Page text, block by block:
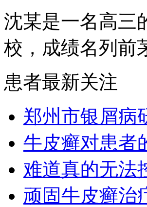
沈某是一名高三
校，成绩名列前
患者最新关注
郑州市银屑病
牛皮癣对患者
难道真的无法
顽固牛皮癣治